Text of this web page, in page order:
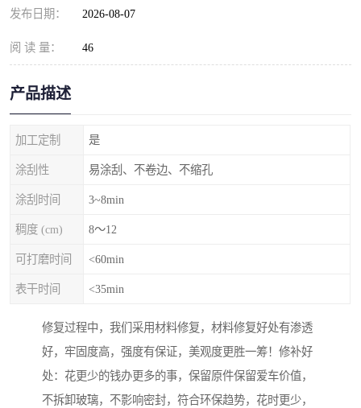
发布日期： 2026-08-07
阅 读 量： 46
产品描述
加工定制 是
涂刮性 易涂刮、不卷边、不缩孔
涂刮时间 3~8min
稠度 (cm) 8～12
可打磨时间 <60min
表干时间 <35min
修复过程中，我们采用材料修复，材料修复好处有渗透
好，牢固度高，强度有保证，美观度更胜一筹！修补好
处：花更少的钱办更多的事，保留原件保留爱车价值，
不拆卸玻璃，不影响密封，符合环保趋势，花时更少，